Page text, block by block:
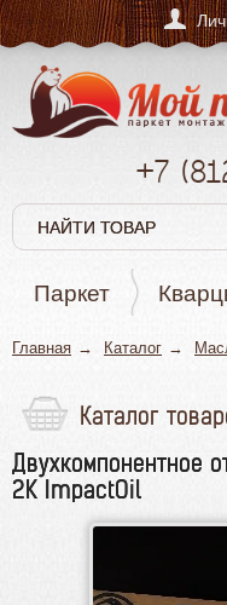
+7
Паркет
Главная Каталог
Каталог
Паркет
Кварцвинил
Паркетная химия
Двухкомпонентное
2K ImpactOil